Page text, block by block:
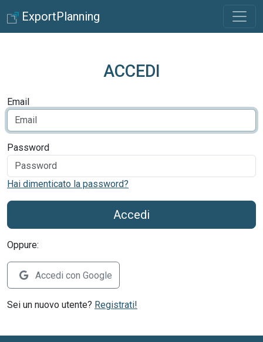
ExportPlanning
ACCEDI
Email
Password
Hai dimenticato la password?
Accedi
Oppure:
Accedi con Google
Sei un nuovo utente? Registrati!